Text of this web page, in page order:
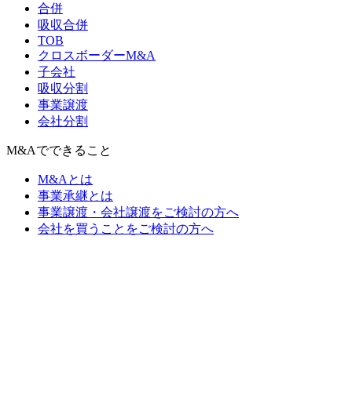
合併
吸収合併
TOB
クロスボーダーM&A
子会社
吸収分割
事業譲渡
会社分割
M&Aでできること
M&Aとは
事業承継とは
事業譲渡・会社譲渡をご検討の方へ
会社を買うことをご検討の方へ